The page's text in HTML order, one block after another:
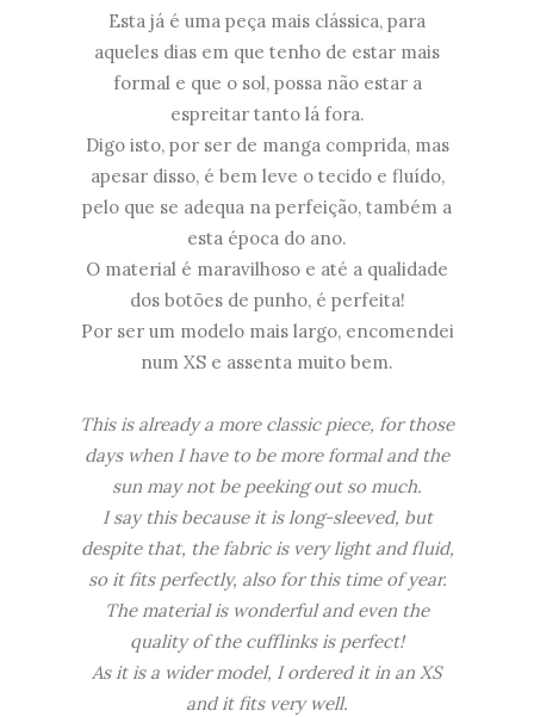
Esta já é uma peça mais clássica, para
aqueles dias em que tenho de estar mais
formal e que o sol, possa não estar a
espreitar tanto lá fora.
Digo isto, por ser de manga comprida, mas
apesar disso, é bem leve o tecido e fluído,
pelo que se adequa na perfeição, também a
esta época do ano.
O material é maravilhoso e até a qualidade
dos botões de punho, é perfeita!
Por ser um modelo mais largo, encomendei
num XS e assenta muito bem.
This is already a more classic piece, for those
days when I have to be more formal and the
sun may not be peeking out so much.
I say this because it is long-sleeved, but
despite that, the fabric is very light and fluid,
so it fits perfectly, also for this time of year.
The material is wonderful and even the
quality of the cufflinks is perfect!
As it is a wider model, I ordered it in an XS
and it fits very well.